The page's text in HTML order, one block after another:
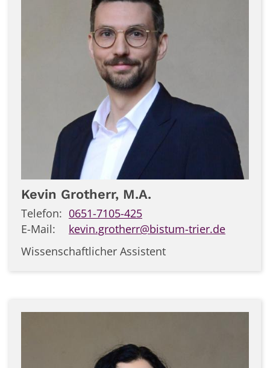
Kevin Grotherr, M.A.
Telefon: 0651-7105-425
E-Mail:
kevin.grotherr@bistum-trier.de
Wissenschaftlicher Assistent